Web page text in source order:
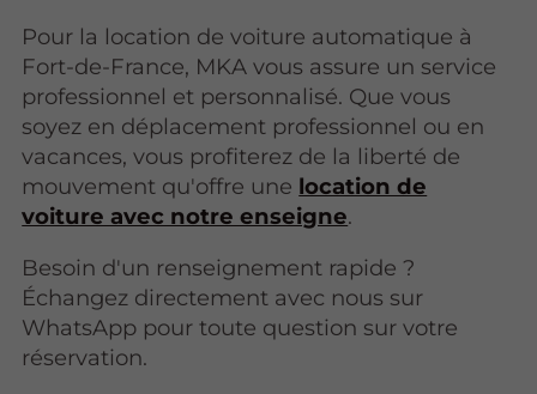
Pour la location de voiture automatique à
Fort-de-France, MKA vous assure un service
professionnel et personnalisé. Que vous
soyez en déplacement professionnel ou en
vacances, vous profiterez de la liberté de
mouvement qu'offre une location de
voiture avec notre enseigne.
Besoin d'un renseignement rapide ?
Échangez directement avec nous sur
WhatsApp pour toute question sur votre
réservation.